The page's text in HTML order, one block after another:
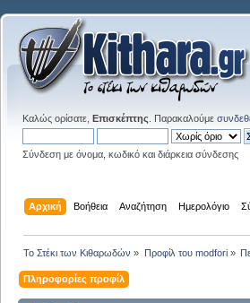
Καλώς ορίσατε, Επισκέπτης . Παρακαλούμε
Σύνδεση με όνομα, κωδικό και διάρκεια σύνδεσης
Αρχική Βοήθεια Αναζήτηση Ημερολόγιο
Το Στέκι των Κιθαρωδών » Προφίλ του modfori»
Πληροφορίες προφίλ